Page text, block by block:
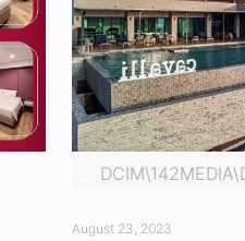
August 23, 2023